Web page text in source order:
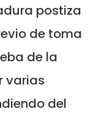
postiza
de toma
de la
varias
del